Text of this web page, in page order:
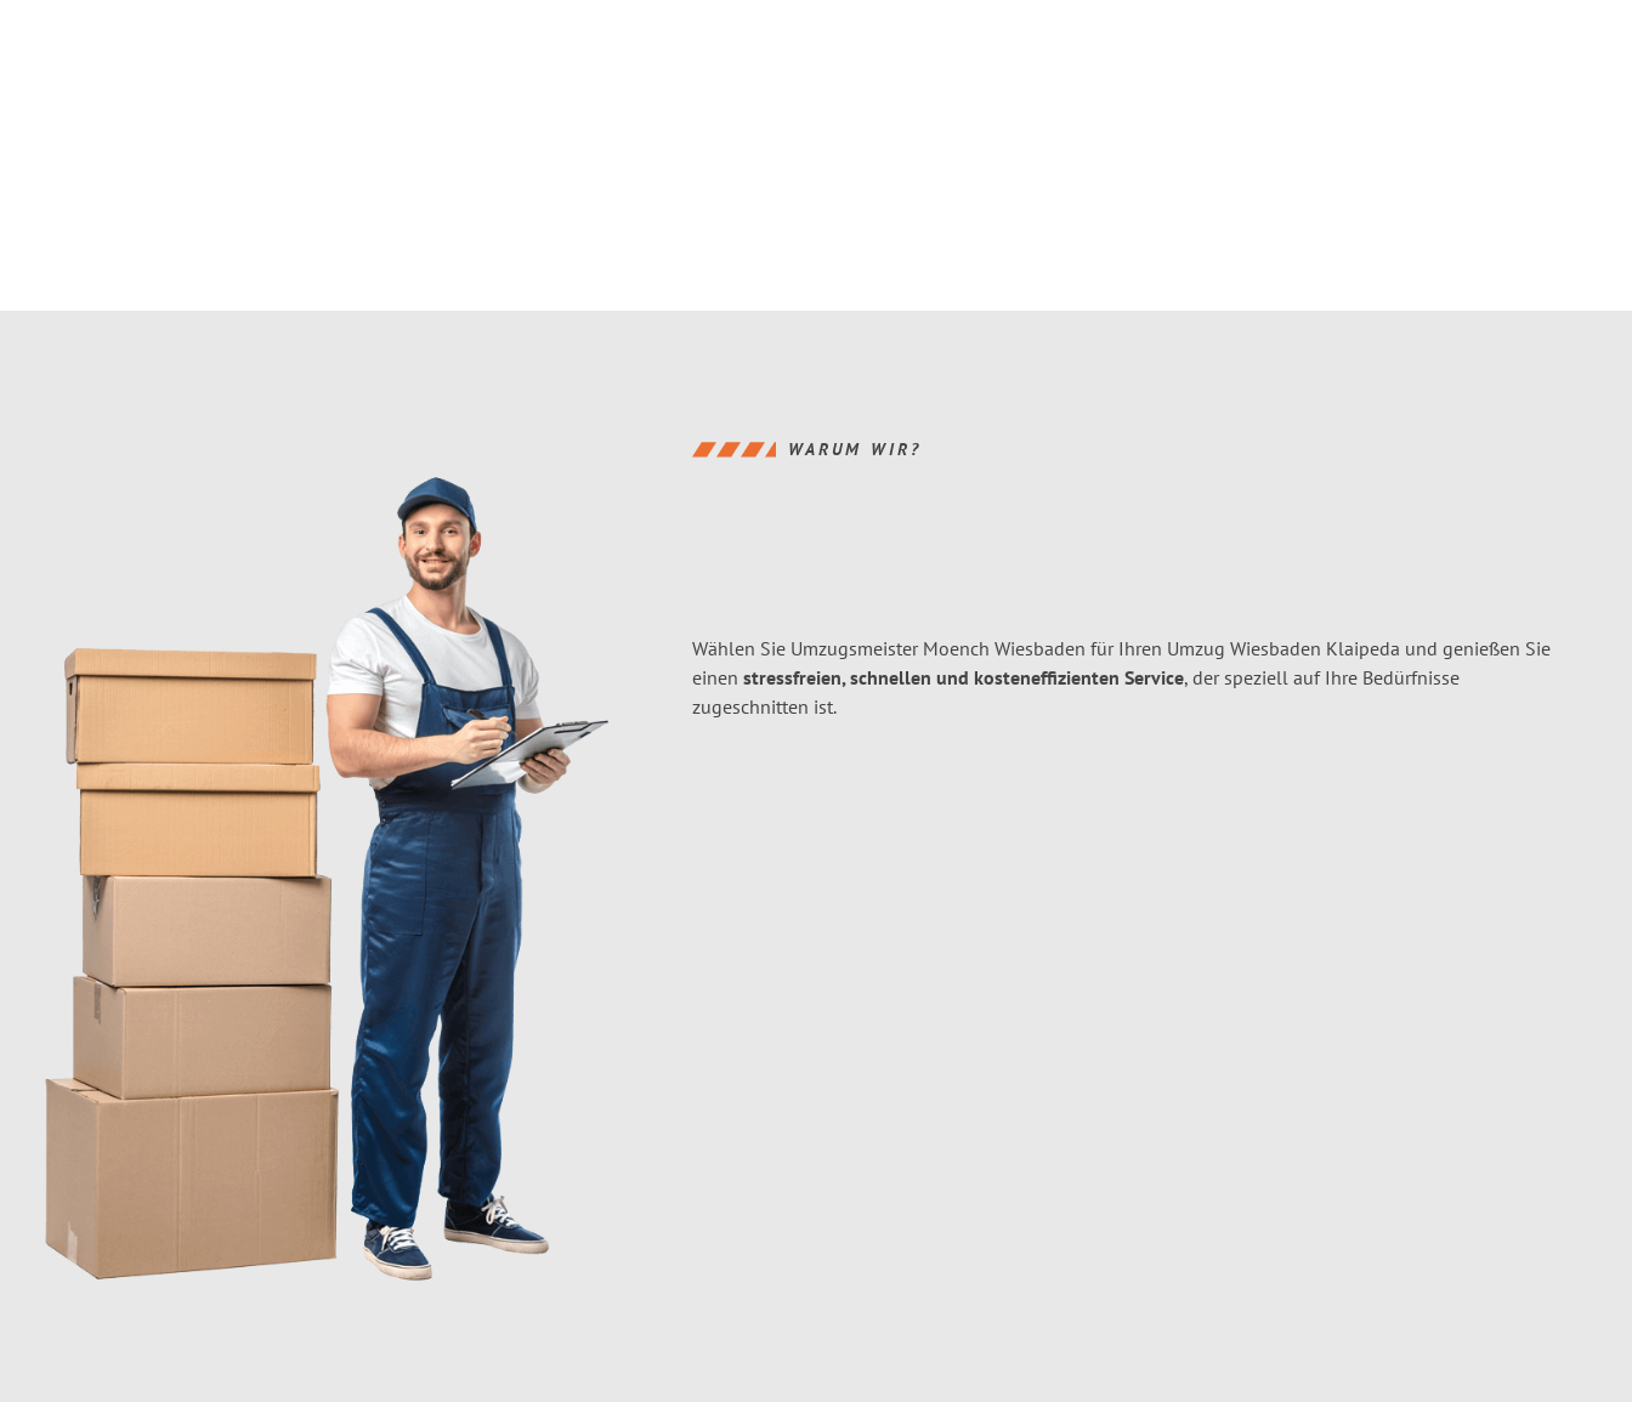
WARUM WIR?
Wählen Sie Umzugsmeister Moench Wiesbaden für Ihren Umzug Wiesbaden Klaipeda und genießen Sie
einen stressfreien, schnellen und kosteneffizienten Service, der speziell auf Ihre Bedürfnisse
zugeschnitten ist.